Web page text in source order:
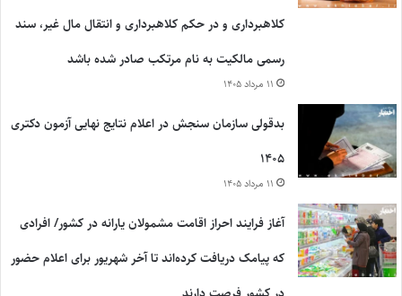
کلاهبرداری و در حکم کلاهبرداری و انتقال مال غیر، سند
رسمی مالکیت به نام مرتکب صادر شده باشد
۱۱ مرداد ۱۴۰۵
بدقولی سازمان سنجش در اعلام نتایج نهایی آزمون دکتری
۱۴۰۵
۱۱ مرداد ۱۴۰۵
آغاز فرایند احراز اقامت مشمولان یارانه در کشور/ افرادی
که پیامک دریافت کرده‌اند تا آخر شهریور برای اعلام حضور